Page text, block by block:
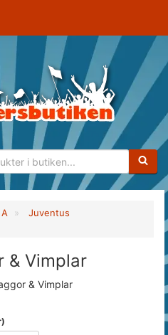
Juventus
& Vimplar
& Vimplar